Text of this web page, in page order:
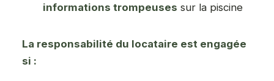
informations trompeuses sur la piscine
La responsabilité du locataire est engagée
si :